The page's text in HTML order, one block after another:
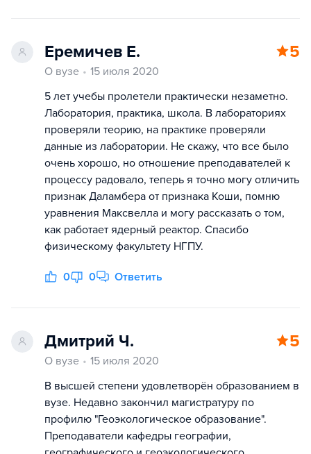
Еремичев Е. 5
О вузе
15 июля 2020
5 лет учебы пролетели практически незаметно.
Лаборатория, практика, школа. В лабораториях
проверяли теорию, на практике проверяли
данные из лаборатории. Не скажу, что все было
очень хорошо, но отношение преподавателей к
процессу радовало, теперь я точно могу отличить
признак Даламбера от признака Коши, помню
уравнения Максвелла и могу рассказать о том,
как работает ядерный реактор. Спасибо
физическому факультету НГПУ.
0 0 Ответить
Дмитрий Ч. 5
О вузе
15 июля 2020
В высшей степени удовлетворён образованием в
вузе. Недавно закончил магистратуру по
профилю "Геоэкологическое образование".
Преподаватели кафедры географии,